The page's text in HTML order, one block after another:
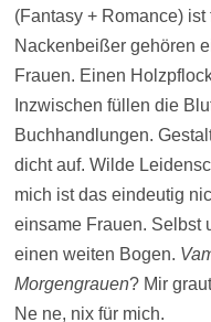
(Fantasy + Romance)
Nackenbeißer gehören
Frauen. Einen
Inzwischen füllen die
Buchhandlungen.
dicht auf. Wilde
mich ist das eindeutig
einsame Frauen. Selbst
einen weiten Bogen.
Morgengrauen? Mir
Ne ne, nix für mich.